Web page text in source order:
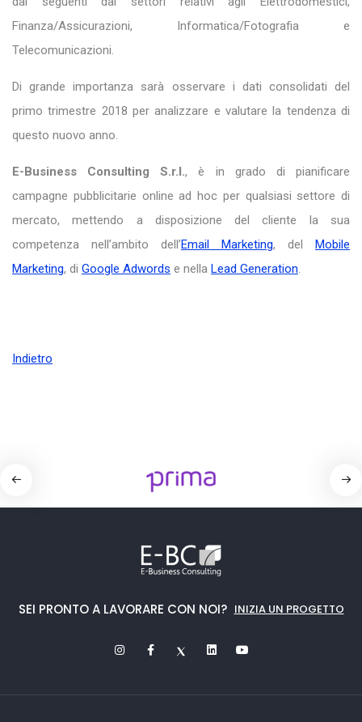
Finanza/Assicurazioni, Informatica/Fotografia e
Telecomunicazioni.
Di grande importanza sarà osservare i dati consolidati del
primo trimestre 2018 per analizzare e valutare la tendenza di
questo nuovo anno.
E-Business Consulting S.r.l., è in grado di pianificare
campagne pubblicitarie online ad hoc per qualsiasi settore di
mercato, mettendo a disposizione del cliente la sua
competenza nell’ambito dell’Email Marketing, del Mobile
Marketing, di Google Adwords e nella Lead Generation.
Indietro
SEI PRONTO A LAVORARE CON NOI? INIZIA UN PROGETTO